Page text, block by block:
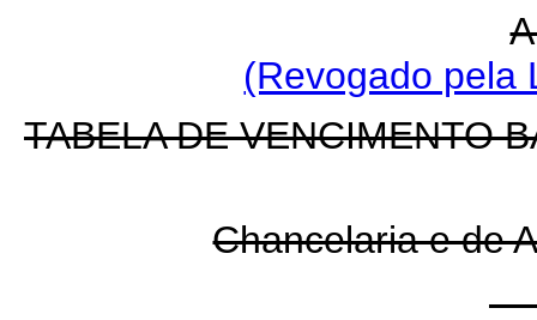
(Revogado pela
TABELA DE VENCIMENTO
Chancelaria e de